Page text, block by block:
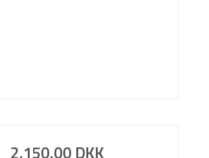
2.150,00 DKK